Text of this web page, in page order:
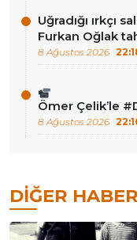
Uğradığı ırkçı
Furkan Oğlak
8 Ağustos 2026
Ömer Çelik’le
8 Ağustos 2026
DIĞER